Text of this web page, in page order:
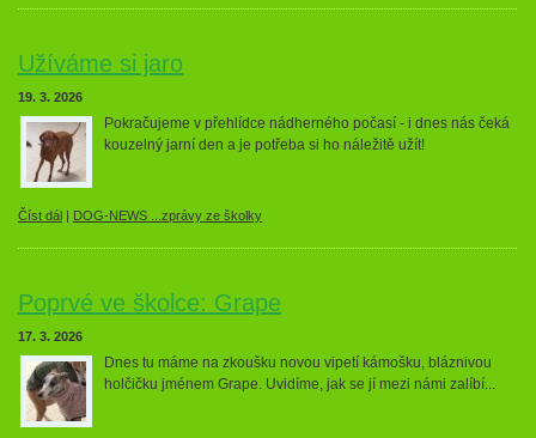
Užíváme si jaro
19. 3. 2026
Pokračujeme v přehlídce nádherného počasí - i dnes nás čeká
kouzelný jarní den a je potřeba si ho náležitě užít!
Číst dál | DOG-NEWS ...zprávy ze školky
Poprvé ve školce: Grape
17. 3. 2026
Dnes tu máme na zkoušku novou vipetí kámošku, bláznivou
holčičku jménem Grape. Uvidíme, jak se jí mezi námi zalíbí...